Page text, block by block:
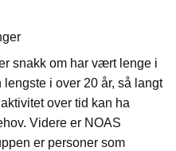
snakk om har vært lenge i
i over 20 år, så langt
over tid kan ha
Videre er NOAS
er personer som